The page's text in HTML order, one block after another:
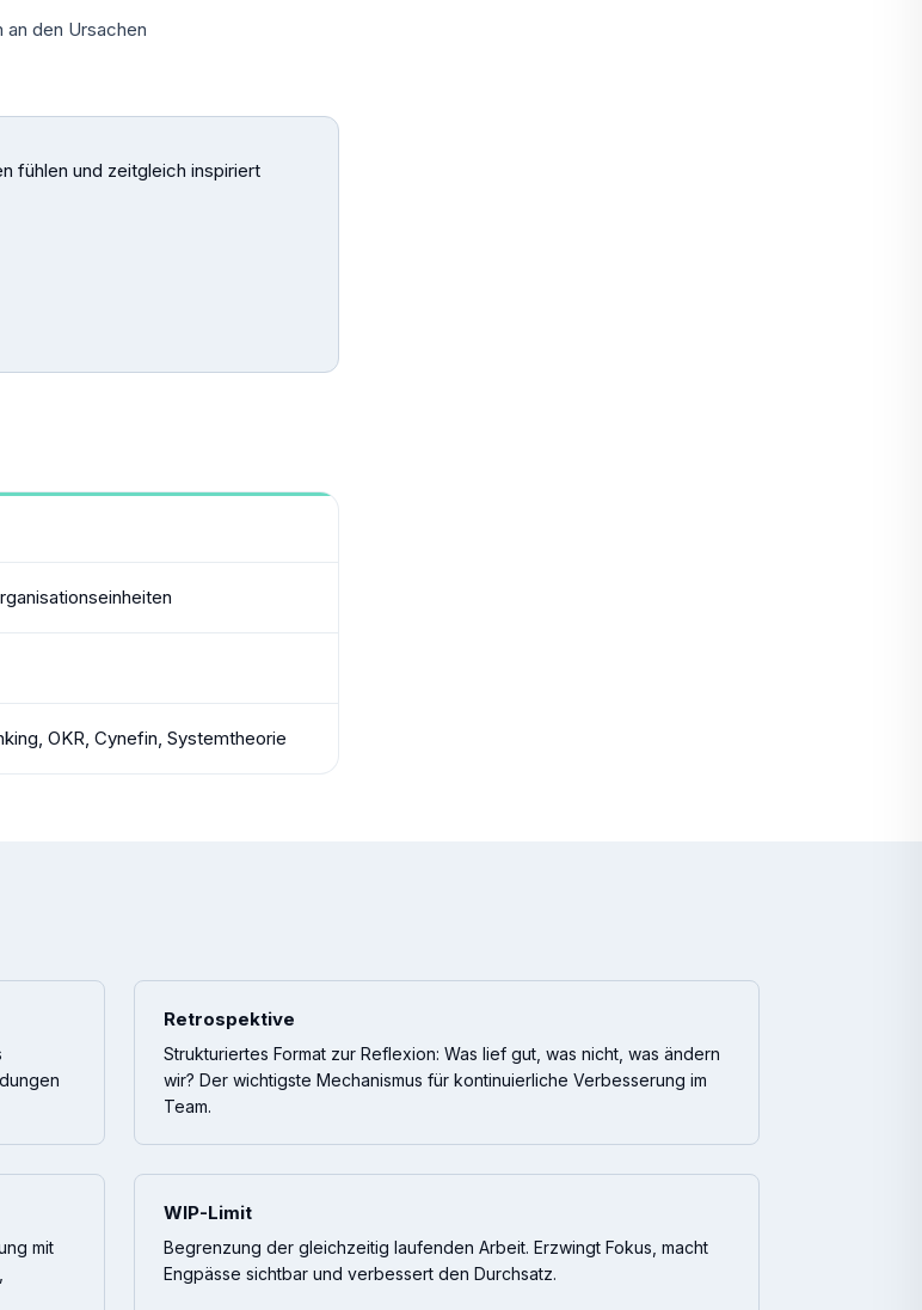
den Ursachen
fühlen und zeitgleich inspiriert
OKR, Cynefin, Systemtheorie
Retrospektive
Strukturiertes Format zur Reflexion: Was lief gut, was nicht, was ändern
wir? Der wichtigste Mechanismus für kontinuierliche Verbesserung im
Team.
mit
WIP-Limit
Begrenzung der gleichzeitig laufenden Arbeit. Erzwingt Fokus, macht
Engpässe sichtbar und verbessert den Durchsatz.